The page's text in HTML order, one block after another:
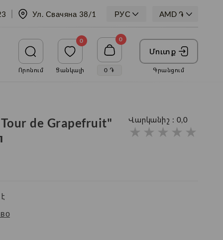
Ул. Свачяна 38/1 РУС
Որոնում
0
Ցանկալի
0
0 ֏
Մուտք
Գրանցում
de Grapefruit"
Վարկանիշ : 0,0
★
★
★
★
★